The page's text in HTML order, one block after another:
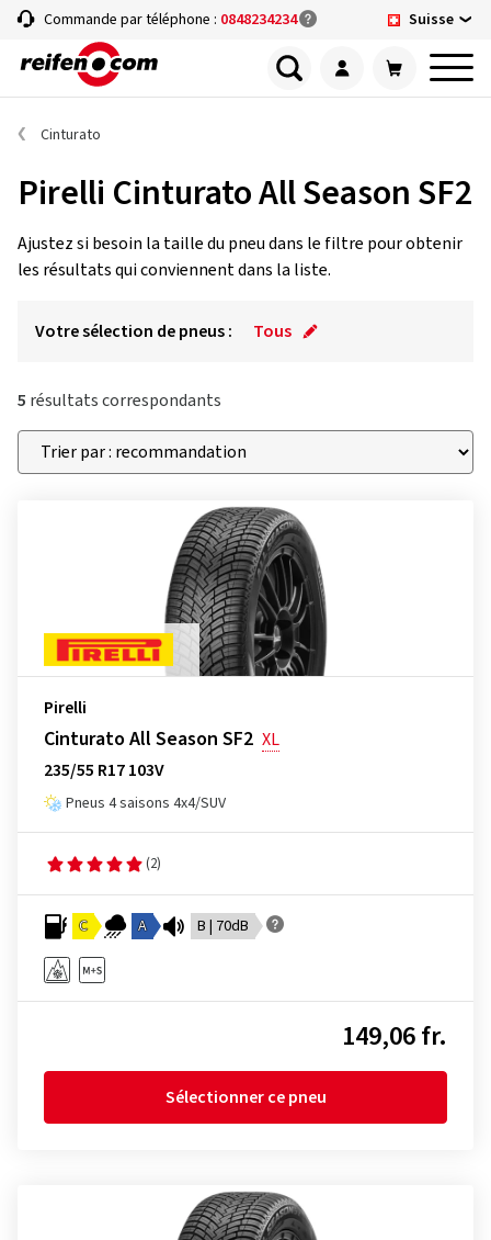
Commande par téléphone : 0848234234 Suisse
Cinturato
Pirelli Cinturato All Season SF2
Ajustez si besoin la taille du pneu dans le filtre pour obtenir
les résultats qui conviennent dans la liste.
Votre sélection de pneus : Tous
5 résultats correspondants
Pirelli
Cinturato All Season SF2 XL
235/55 R17 103V
Pneus 4 saisons 4x4/SUV
(2)
C A B | 70dB
149,06 fr.
Sélectionner ce pneu